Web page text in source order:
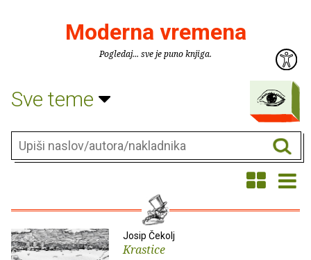
Moderna vremena
Pogledaj... sve je puno knjiga.
Sve teme
Josip Čekolj
Krastice